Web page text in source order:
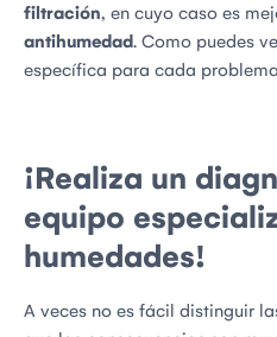
filtración, en cuyo caso es
antihumedad. Como puedes
específica para cada
¡Realiza un
equipo
humedades!
A veces no es fácil distinguir